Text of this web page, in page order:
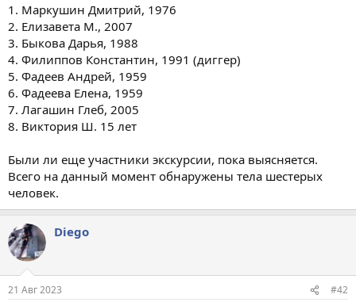
1. Маркушин Дмитрий, 1976
2. Елизавета М., 2007
3. Быкова Дарья, 1988
4. Филиппов Константин, 1991 (диггер)
5. Фадеев Андрей, 1959
6. Фадеева Елена, 1959
7. Лагашин Глеб, 2005
8. Виктория Ш. 15 лет
Были ли еще участники экскурсии, пока выясняется.
Всего на данный момент обнаружены тела шестерых
человек.
Diego
21 Авг 2023 #42